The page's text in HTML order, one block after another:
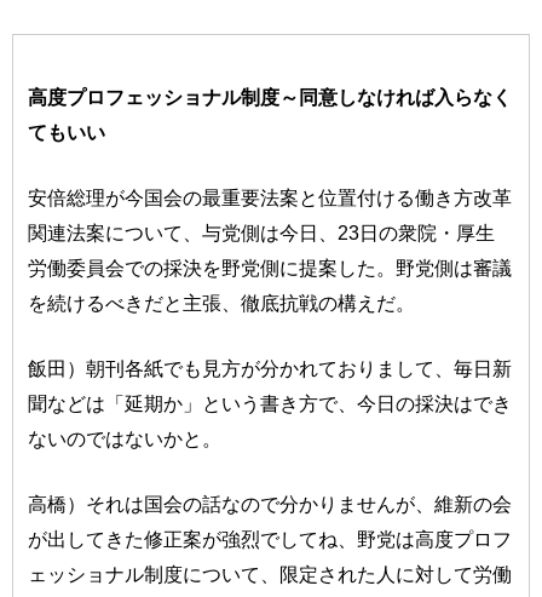
高度プロフェッショナル制度～同意しなければ入らなく
てもいい
安倍総理が今国会の最重要法案と位置付ける働き方改革
関連法案について、与党側は今日、23日の衆院・厚生
労働委員会での採決を野党側に提案した。野党側は審議
を続けるべきだと主張、徹底抗戦の構えだ。
飯田）朝刊各紙でも見方が分かれておりまして、毎日新
聞などは「延期か」という書き方で、今日の採決はでき
ないのではないかと。
高橋）それは国会の話なので分かりませんが、維新の会
が出してきた修正案が強烈でしてね、野党は高度プロフ
ェッショナル制度について、限定された人に対して労働